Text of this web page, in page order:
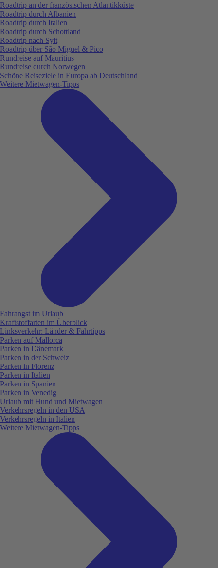
Roadtrip an der französischen Atlantikküste
Roadtrip durch Albanien
Roadtrip durch Italien
Roadtrip durch Schottland
Roadtrip nach Sylt
Roadtrip über São Miguel & Pico
Rundreise auf Mauritius
Rundreise durch Norwegen
Schöne Reiseziele in Europa ab Deutschland
Weitere Mietwagen-Tipps
Fahrangst im Urlaub
Kraftstoffarten im Überblick
Linksverkehr: Länder & Fahrtipps
Parken auf Mallorca
Parken in Dänemark
Parken in der Schweiz
Parken in Florenz
Parken in Italien
Parken in Spanien
Parken in Venedig
Urlaub mit Hund und Mietwagen
Verkehrsregeln in den USA
Verkehrsregeln in Italien
Weitere Mietwagen-Tipps